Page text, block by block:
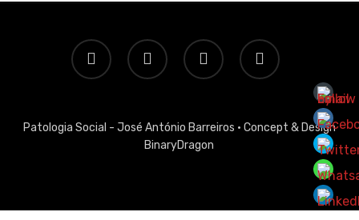
twitter facebook linkedin email
Patologia Social - José António Barreiros · Concept & Design
BinaryDragon